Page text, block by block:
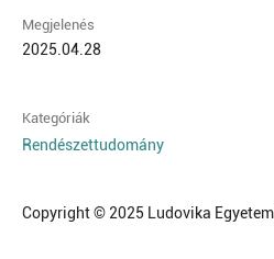
Megjelenés
2025.04.28
Kategóriák
Rendészettudomány
Copyright © 2025 Ludovika